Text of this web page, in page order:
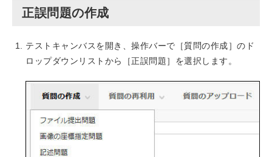
正誤問題の作成
テストキャンバスを開き、操作バーで［質問の作成］のド
ロップダウンリストから［正誤問題］を選択します。